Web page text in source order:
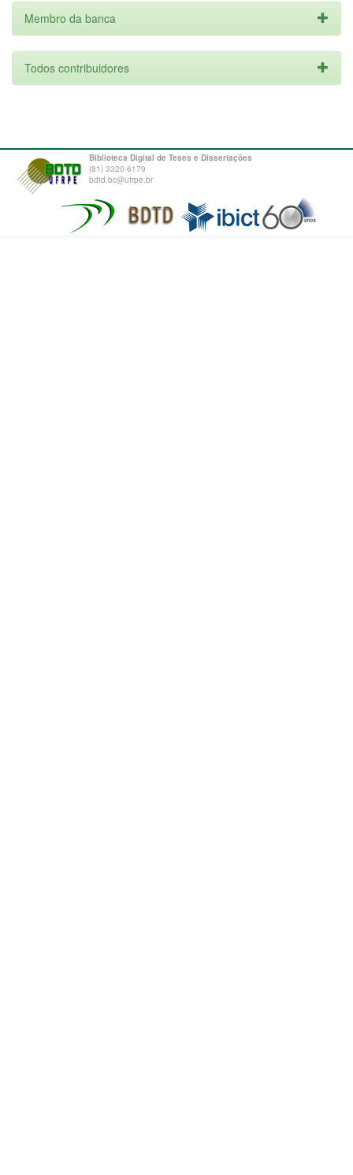
Membro da banca
Todos contribuidores
Biblioteca Digital de Teses e Dissertações
(81) 3320-6179
bdtd.bc@ufrpe.br